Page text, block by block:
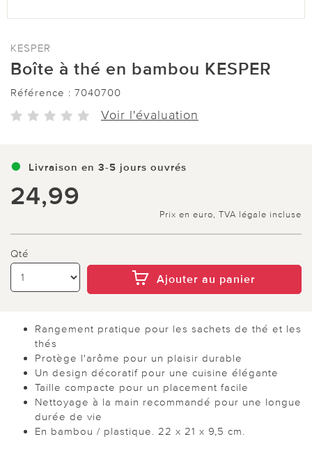
KESPER
Boîte à thé en bambou KESPER
Référence : 7040700
Voir l'évaluation
Livraison en 3-5 jours ouvrés
24,99
Prix en euro, TVA légale incluse
Qté
Ajouter au panier
Rangement pratique pour les sachets de thé et les
thés
Protège l'arôme pour un plaisir durable
Un design décoratif pour une cuisine élégante
Taille compacte pour un placement facile
Nettoyage à la main recommandé pour une longue
durée de vie
En bambou / plastique. 22 x 21 x 9,5 cm.